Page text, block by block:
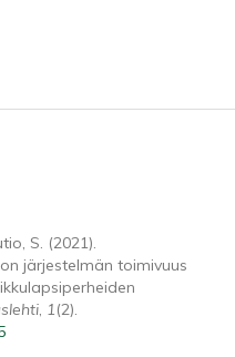
S. (2021).
järjestelmän toimivuus
, 1(2).